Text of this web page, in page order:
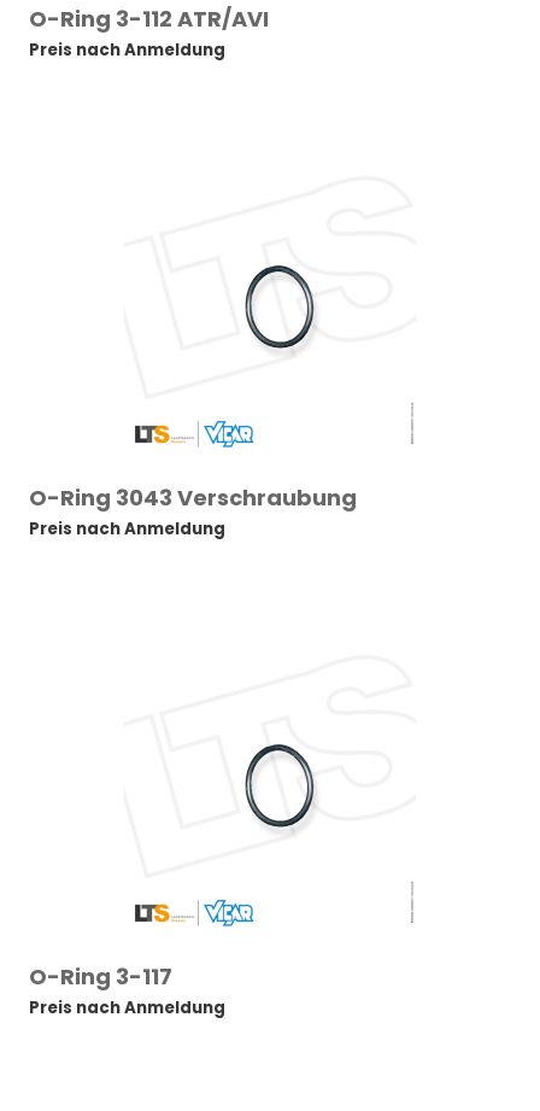
O-Ring 3-112 ATR/AVI
Preis nach Anmeldung
O-Ring 3043 Verschraubung
Preis nach Anmeldung
O-Ring 3-117
Preis nach Anmeldung